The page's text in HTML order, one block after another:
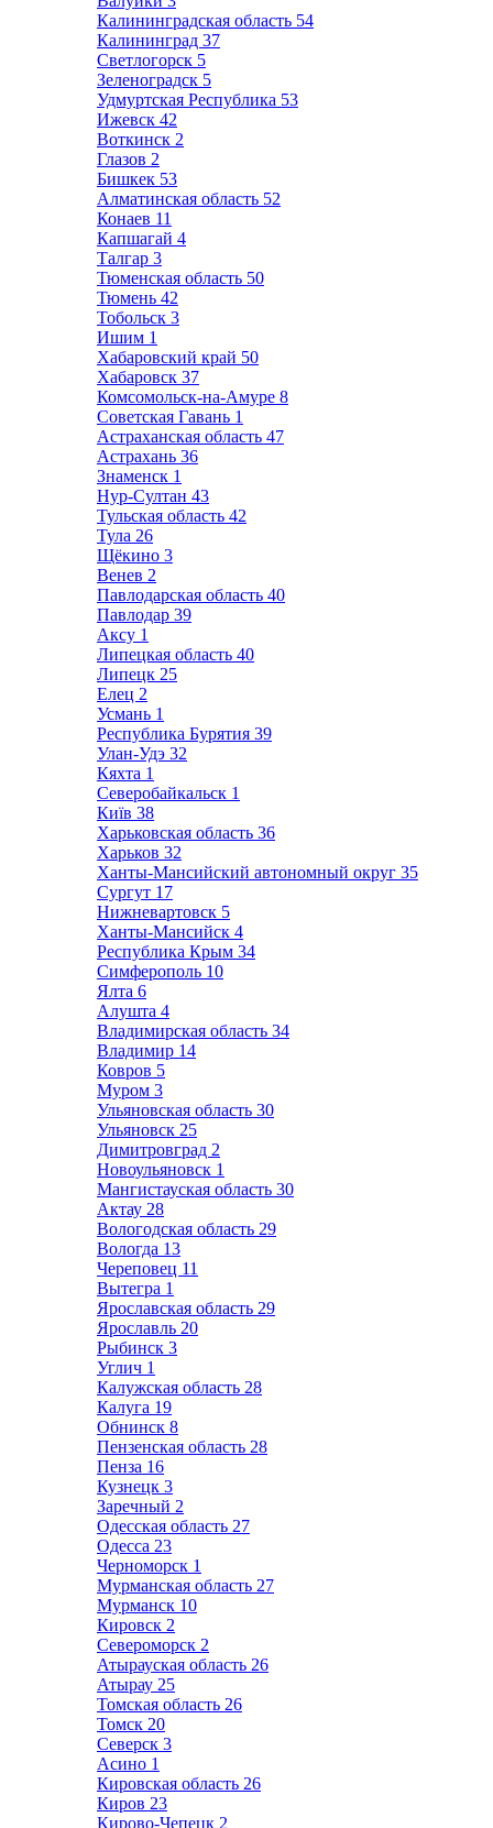
Калининградская область 54
Калининград 37
Светлогорск 5
Зеленоградск 5
Удмуртская Республика 53
Ижевск 42
Воткинск 2
Глазов 2
Бишкек 53
Алматинская область 52
Конаев 11
Капшагай 4
Талгар 3
Тюменская область 50
Тюмень 42
Тобольск 3
Ишим 1
Хабаровский край 50
Хабаровск 37
Комсомольск-на-Амуре 8
Советская Гавань 1
Астраханская область 47
Астрахань 36
Знаменск 1
Нур-Султан 43
Тульская область 42
Тула 26
Щёкино 3
Венев 2
Павлодарская область 40
Павлодар 39
Аксу 1
Липецкая область 40
Липецк 25
Елец 2
Усмань 1
Республика Бурятия 39
Улан-Удэ 32
Кяхта 1
Северобайкальск 1
Київ 38
Харьковская область 36
Харьков 32
Ханты-Мансийский автономный округ 35
Сургут 17
Нижневартовск 5
Ханты-Мансийск 4
Республика Крым 34
Симферополь 10
Ялта 6
Алушта 4
Владимирская область 34
Владимир 14
Ковров 5
Муром 3
Ульяновская область 30
Ульяновск 25
Димитровград 2
Новоульяновск 1
Мангистауская область 30
Актау 28
Вологодская область 29
Вологда 13
Череповец 11
Вытегра 1
Ярославская область 29
Ярославль 20
Рыбинск 3
Углич 1
Калужская область 28
Калуга 19
Обнинск 8
Пензенская область 28
Пенза 16
Кузнецк 3
Заречный 2
Одесская область 27
Одесса 23
Черноморск 1
Мурманская область 27
Мурманск 10
Кировск 2
Североморск 2
Атырауская область 26
Атырау 25
Томская область 26
Томск 20
Северск 3
Асино 1
Кировская область 26
Киров 23
Кирово-Чепецк 2